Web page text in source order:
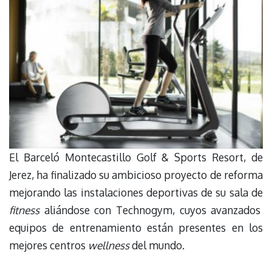
El Barceló Montecastillo Golf & Sports Resort, de
Jerez, ha finalizado su ambicioso proyecto de reforma
mejorando las instalaciones deportivas de su sala de
fitnessaliándose con Technogym, cuyos avanzados
equipos de entrenamiento están presentes en los
mejores centros wellnessdel mundo.